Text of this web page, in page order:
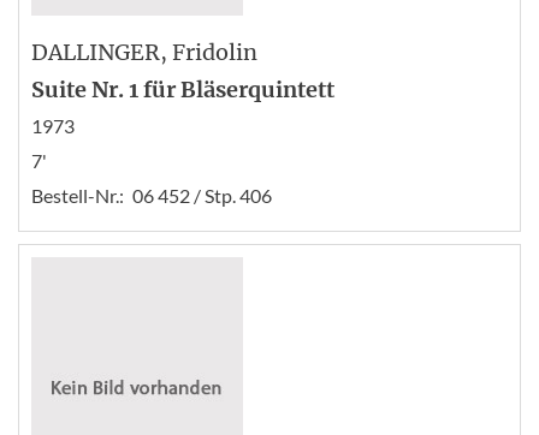
DALLINGER, Fridolin
Suite Nr. 1 für Bläserquintett
1973
7'
Bestell-Nr.: 06 452 / Stp. 406